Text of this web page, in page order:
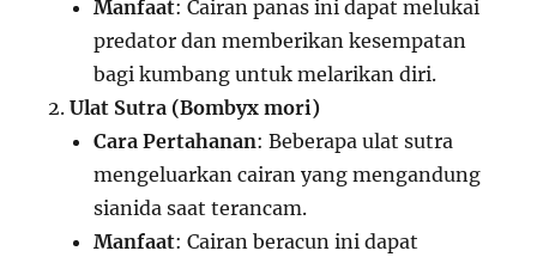
Manfaat: Cairan panas ini dapat melukai
predator dan memberikan kesempatan
bagi kumbang untuk melarikan diri.
Ulat Sutra (Bombyx mori)
Cara Pertahanan: Beberapa ulat sutra
mengeluarkan cairan yang mengandung
sianida saat terancam.
Manfaat: Cairan beracun ini dapat